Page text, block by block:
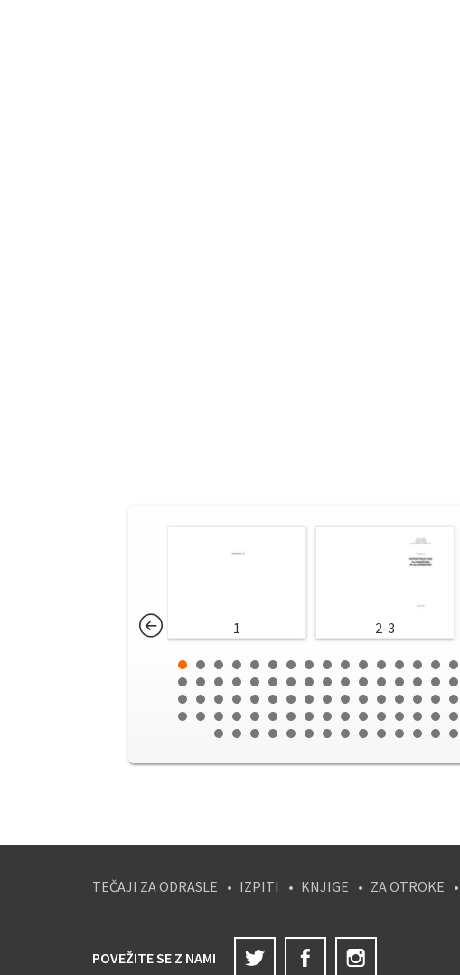
1 2-3
TEČAJI ZA ODRASLE IZPITI KNJIGE ZA OTROKE
POVEŽITE SE Z NAMI
Twitter Facebook